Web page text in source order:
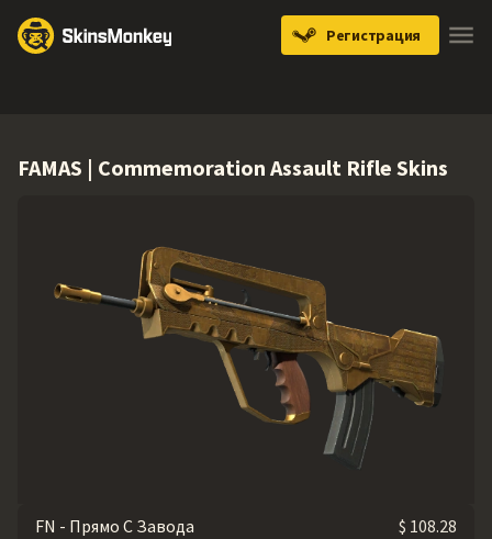
Регистрация
FAMAS | Commemoration Assault Rifle Skins
FN - Прямо С Завода
$ 108.28